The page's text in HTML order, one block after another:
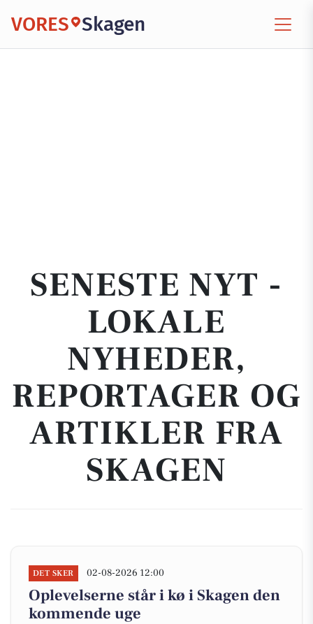
VORES Skagen
SENESTE NYT -
LOKALE
NYHEDER,
REPORTAGER OG
ARTIKLER FRA
SKAGEN
DET SKER 02-08-2026 12:00
Oplevelserne står i kø i Skagen den
kommende uge